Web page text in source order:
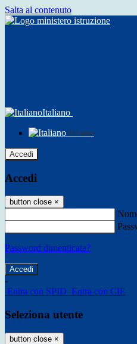
Salta al contenuto
Italiano
Italiano
Accedi
Accedi
button close ×
Password dimenticata?
-
Entra con SPID Entra con CIE
Seleziona utente
button close ×